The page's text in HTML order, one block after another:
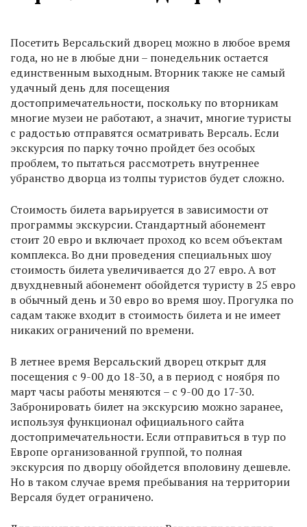
Посетить Версальский дворец можно в любое время
года, но не в любые дни – понедельник остается
единственным выходным. Вторник также не самый
удачный день для посещения
достопримечательности, поскольку по вторникам
многие музеи не работают, а значит, многие туристы
с радостью отправятся осматривать Версаль. Если
экскурсия по парку точно пройдет без особых
проблем, то пытаться рассмотреть внутреннее
убранство дворца из толпы туристов будет сложно.
Стоимость билета варьируется в зависимости от
программы экскурсии. Стандартный абонемент
стоит 20 евро и включает проход ко всем объектам
комплекса. Во дни проведения специальных шоу
стоимость билета увеличивается до 27 евро. А вот
двухдневный абонемент обойдется туристу в 25 евро
в обычный день и 30 евро во время шоу. Прогулка по
садам также входит в стоимость билета и не имеет
никаких ограничений по времени.
В летнее время Версальский дворец открыт для
посещения с 9-00 до 18-30, а в период с ноября по
март часы работы меняются – с 9-00 до 17-30.
Забронировать билет на экскурсию можно заранее,
используя функционал официального сайта
достопримечательности. Если отправиться в тур по
Европе организованной группой, то полная
экскурсия по дворцу обойдется вполовину дешевле.
Но в таком случае время пребывания на территории
Версаля будет ограничено.